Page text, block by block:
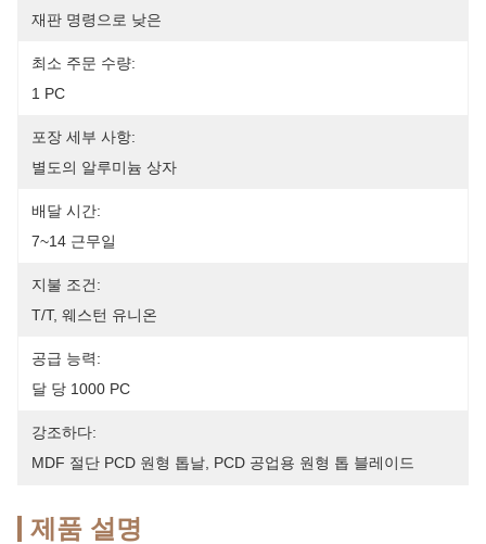
재판 명령으로 낮은
최소 주문 수량:
1 PC
포장 세부 사항:
별도의 알루미늄 상자
배달 시간:
7~14 근무일
지불 조건:
T/T, 웨스턴 유니온
공급 능력:
달 당 1000 PC
강조하다:
MDF 절단 PCD 원형 톱날 PCD 공업용 원형 톱 블레이드
제품 설명